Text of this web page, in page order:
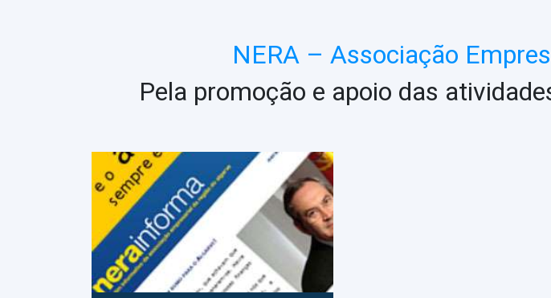
NERA – Associação
Pela promoção e apoio das